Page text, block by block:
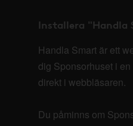
Installera "Handla
Handla Smart är ett
dig Sponsorhuset i
direkt i webbläsaren.
Du påminns om